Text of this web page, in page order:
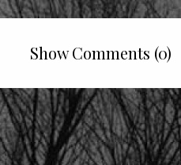
Show Comments (0)